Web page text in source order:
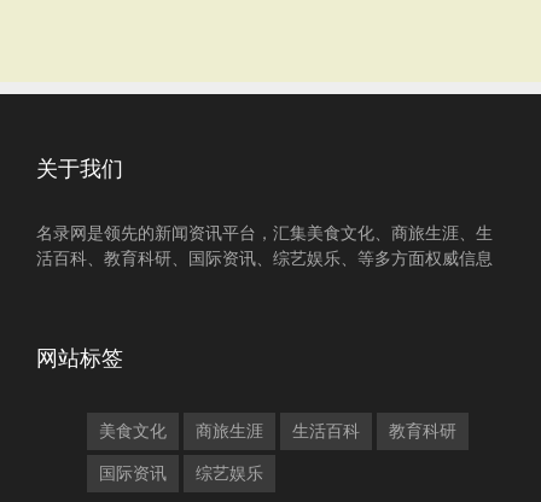
关于我们
名录网是领先的新闻资讯平台，汇集美食文化、商旅生涯、生
活百科、教育科研、国际资讯、综艺娱乐、等多方面权威信息
网站标签
美食文化 商旅生涯 生活百科 教育科研
国际资讯 综艺娱乐